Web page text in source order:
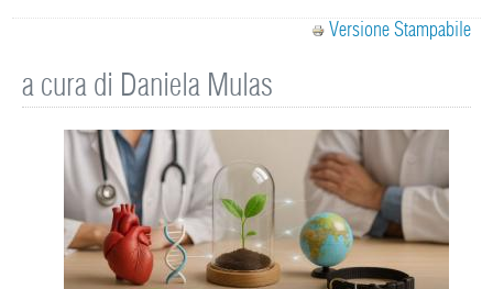
Versione Stampabile
a cura di Daniela Mulas